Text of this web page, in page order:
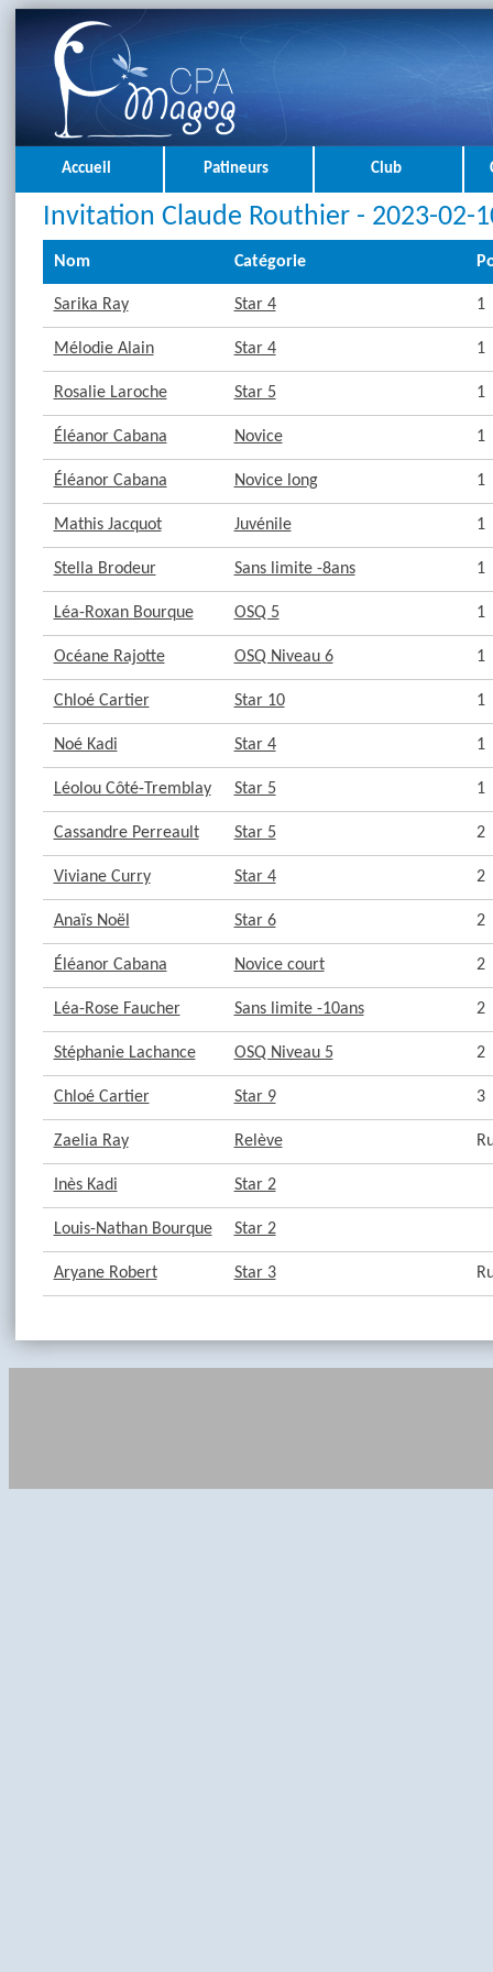
Accueil Patineurs Club
Invitation Claude Routhier - 2023-02-
Nom Catégorie
Sarika Ray Star 4 1
Mélodie Alain Star 4 1
Rosalie Laroche Star 5 1
Éléanor Cabana Novice 1
Éléanor Cabana Novice long 1
Mathis Jacquot Juvénile 1
Stella Brodeur Sans limite -8ans 1
Léa-Roxan Bourque OSQ 5 1
Océane Rajotte OSQ Niveau 6 1
Chloé Cartier Star 10 1
Noé Kadi Star 4 1
Léolou Côté-Tremblay Star 5 1
Cassandre Perreault Star 5 2
Viviane Curry Star 4 2
Anaïs Noël Star 6 2
Éléanor Cabana Novice court 2
Léa-Rose Faucher Sans limite -10ans 2
Stéphanie Lachance OSQ Niveau 5 2
Chloé Cartier Star 9 3
Zaelia Ray Relève
Inès Kadi Star 2
Louis-Nathan Bourque Star 2
Aryane Robert Star 3